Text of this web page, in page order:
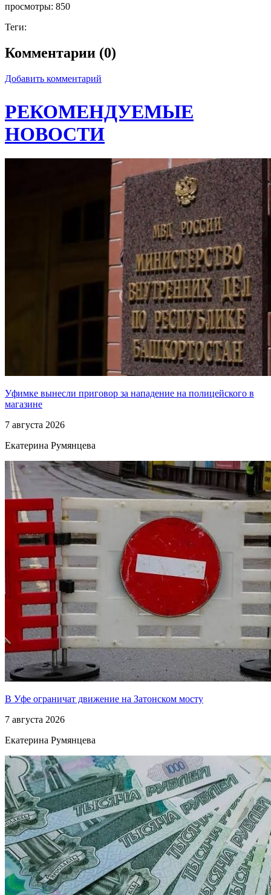
просмотры: 850
Теги:
Комментарии (0)
Добавить комментарий
РЕКОМЕНДУЕМЫЕ
НОВОСТИ
Уфимке вынесли приговор за нападение на полицейского в
магазине
7 августа 2026
Екатерина Румянцева
В Уфе ограничат движение на Затонском мосту
7 августа 2026
Екатерина Румянцева